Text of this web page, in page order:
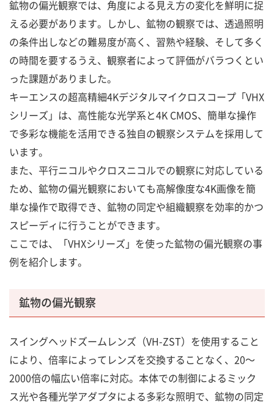
鉱物の偏光観察では、角度による見え方の変化を鮮明に捉
える必要があります。しかし、鉱物の観察では、透過照明
の条件出しなどの難易度が高く、習熟や経験、そして多く
の時間を要するうえ、観察者によって評価がバラつくとい
った課題がありました。
キーエンスの超高精細4Kデジタルマイクロスコープ「VHX
シリーズ」は、高性能な光学系と4K CMOS、簡単な操作
で多彩な機能を活用できる独自の観察システムを採用して
います。
また、平行ニコルやクロスニコルでの観察に対応している
ため、鉱物の偏光観察においても高解像度な4K画像を簡
単な操作で取得でき、鉱物の同定や組織観察を効率的かつ
スピーディに行うことができます。
ここでは、「VHXシリーズ」を使った鉱物の偏光観察の事
例を紹介します。
鉱物の偏光観察
スイングヘッドズームレンズ（VH-ZST）を使用すること
により、倍率によってレンズを交換することなく、20～
2000倍の幅広い倍率に対応。本体での制御によるミック
ス光や各種光学アダプタによる多彩な照明で、鉱物の同定